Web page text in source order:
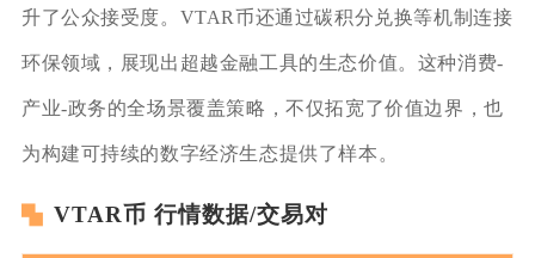
升了公众接受度。VTAR币还通过碳积分兑换等机制连接
环保领域，展现出超越金融工具的生态价值。这种消费-
产业-政务的全场景覆盖策略，不仅拓宽了价值边界，也
为构建可持续的数字经济生态提供了样本。
VTAR币 行情数据/交易对